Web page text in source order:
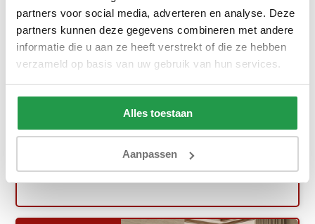
partners voor social media, adverteren en analyse. Deze
partners kunnen deze gegevens combineren met andere
informatie die u aan ze heeft verstrekt of die ze hebben
verzameld op basis van uw gebruik van hun services.
Alles toestaan
Aanpassen
Elek. Boxspring Delux - Antislip - Stel ...